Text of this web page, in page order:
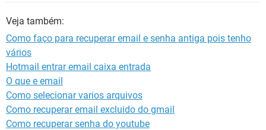
Veja também:
Como faço para recuperar email e senha antiga pois tenho
vários
Hotmail entrar email caixa entrada
O que e email
Como selecionar varios arquivos
Como recuperar email excluido do gmail
Como recuperar senha do youtube